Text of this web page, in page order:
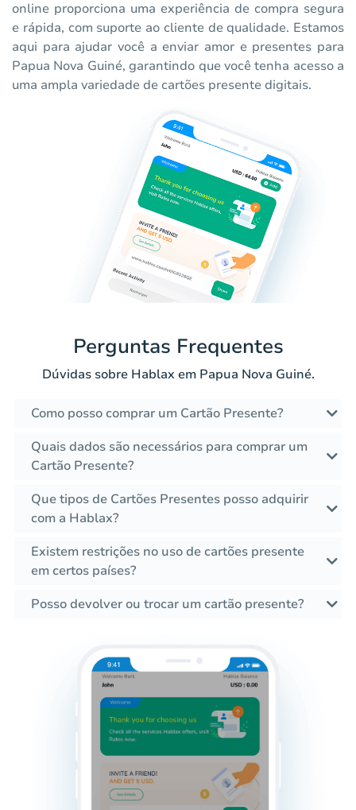
online proporciona uma experiência de compra segura
e rápida, com suporte ao cliente de qualidade. Estamos
aqui para ajudar você a enviar amor e presentes para
Papua Nova Guiné, garantindo que você tenha acesso a
uma ampla variedade de cartões presente digitais.
Perguntas Frequentes
Dúvidas sobre Hablax em Papua Nova Guiné.
Como posso comprar um Cartão Presente?
Quais dados são necessários para comprar um
Cartão Presente?
Que tipos de Cartões Presentes posso adquirir
com a Hablax?
Existem restrições no uso de cartões presente
em certos países?
Posso devolver ou trocar um cartão presente?